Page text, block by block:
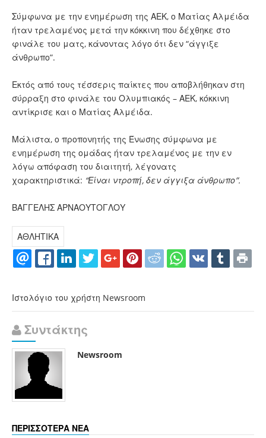
Σύμφωνα με την ενημέρωση της ΑΕΚ, ο Ματίας Αλμέιδα
ήταν τρελαμένος μετά την κόκκινη που δέχθηκε στο
φινάλε του ματς, κάνοντας λόγο ότι δεν “άγγιξε
άνθρωπο”.
Εκτός από τους τέσσερις παίκτες που αποβλήθηκαν στη
σύρραξη στο φινάλε του Ολυμπιακός – ΑΕΚ, κόκκινη
αντίκρισε και ο Ματίας Αλμέιδα.
Μάλιστα, ο προπονητής της Ένωσης σύμφωνα με
ενημέρωση της ομάδας ήταν τρελαμένος με την εν
λόγω απόφαση του διαιτητή, λέγονατς
χαρακτηριστικά: “Είναι ντροπή, δεν άγγιξα άνθρωπο”.
ΒΑΓΓΕΛΗΣ ΑΡΝΑΟΥΤΟΓΛΟΥ
ΑΘΛΗΤΙΚΑ
Ιστολόγιο του χρήστη Newsroom
Συντάκτης
Newsroom
ΠΕΡΙΣΣΟΤΕΡΑ ΝΕΑ